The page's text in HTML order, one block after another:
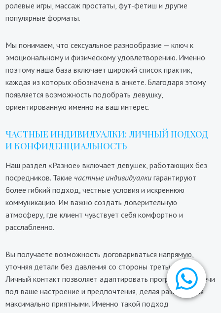
ролевые игры, массаж простаты, фут-фетиш и другие
популярные форматы.
Мы понимаем, что сексуальное разнообразие — ключ к
эмоциональному и физическому удовлетворению. Именно
поэтому наша база включает широкий список практик,
каждая из которых обозначена в анкете. Благодаря этому
появляется возможность подобрать девушку,
ориентированную именно на ваш интерес.
ЧАСТНЫЕ ИНДИВИДУАЛКИ: ЛИЧНЫЙ ПОДХОД
И КОНФИДЕНЦИАЛЬНОСТЬ
Наш раздел «Разное» включает девушек, работающих без
посредников. Такие частные индивидуалки гарантируют
более гибкий подход, честные условия и искреннюю
коммуникацию. Им важно создать доверительную
атмосферу, где клиент чувствует себя комфортно и
расслабленно.
Вы получаете возможность договариваться напрямую,
уточняя детали без давления со стороны третьих лиц.
Личный контакт позволяет адаптировать программу встречи
под ваше настроение и предпочтения, делая развлечения
максимально приятными. Именно такой подход